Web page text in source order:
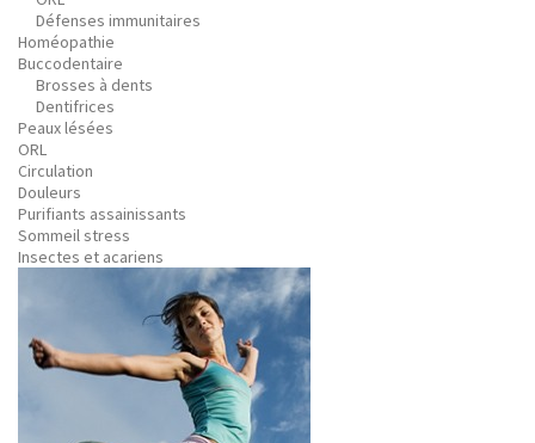
Défenses immunitaires
Homéopathie
Buccodentaire
Brosses à dents
Dentifrices
Peaux lésées
ORL
Circulation
Douleurs
Purifiants assainissants
Sommeil stress
Insectes et acariens